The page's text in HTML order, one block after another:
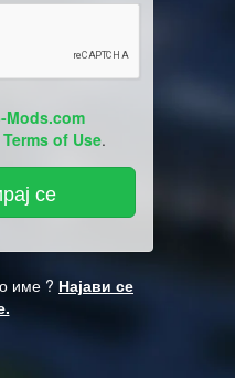
Mods.com
Terms of Use.
име ? Најави се